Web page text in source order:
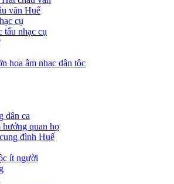
văn Huế
cụ
tấu nhạc cụ
hoa âm nhạc dân tộc
dân ca
hưởng quan họ
đình Huế
ít người